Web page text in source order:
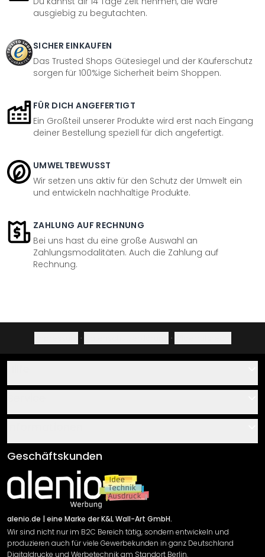
ausgiebig zu begutachten.
SICHER EINKAUFEN
Das Trusted Shops Gütesiegel und der Käuferschutz
sorgen für 100%ige Sicherheit beim Shoppen.
FÜR DICH ANGEFERTIGT
Ein Großteil unserer Produkte wird erst nach Eingang
deiner Bestellung speziell für dich angefertigt.
UMWELTBEWUSST
Wir setzen uns aktiv für den Schutz der Umwelt ein
und entwickeln nachhaltige Produkte.
ZAHLUNG AUF RECHNUNG
Bei uns hast du eine große Auswahl an
Zahlungsmodalitäten. Auch die Zahlung auf
Rechnung.
· ·
Über uns
Klebe- und Montageanleitungen
Newsletter An-/Abmeldung
Sendungsverfolgung
AGB
Impressum
Versand & Zahlung
Rücksendung
Widerrufsrecht
Datenschutzerklärung
Geschäftskunden
alenio.de | eine Marke der K&L Wall-Art GmbH.
Wir sind nicht nur im B2C Bereich tätig, sondern entwickeln und
produzieren auch für viele Gewerbekunden in ganz Deutschland
Digitaldrucke und Werbetechnik am Standort Berlin.